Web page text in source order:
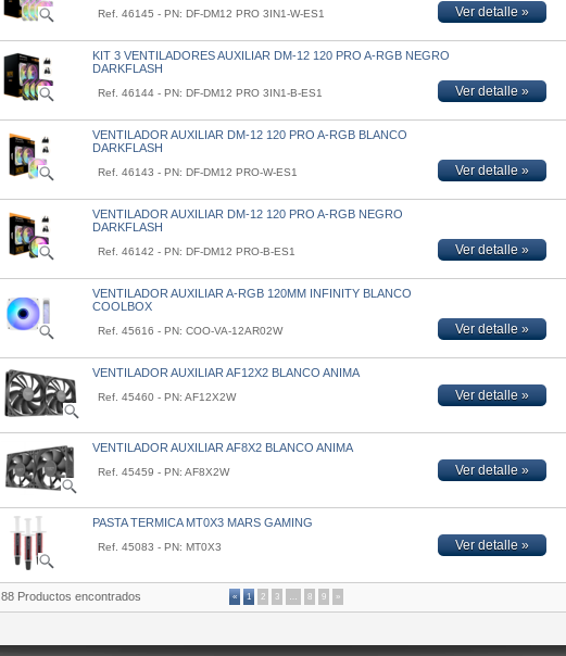
Ref. 46145 - PN: DF-DM12 PRO 3IN1-W-ES1 Ver detalle »
KIT 3 VENTILADORES AUXILIAR DM-12 120 PRO A-RGB NEGRO
DARKFLASH
Ref. 46144 - PN: DF-DM12 PRO 3IN1-B-ES1 Ver detalle »
VENTILADOR AUXILIAR DM-12 120 PRO A-RGB BLANCO
DARKFLASH
Ref. 46143 - PN: DF-DM12 PRO-W-ES1 Ver detalle »
VENTILADOR AUXILIAR DM-12 120 PRO A-RGB NEGRO
DARKFLASH
Ref. 46142 - PN: DF-DM12 PRO-B-ES1 Ver detalle »
VENTILADOR AUXILIAR A-RGB 120MM INFINITY BLANCO
COOLBOX
Ref. 45616 - PN: COO-VA-12AR02W Ver detalle »
VENTILADOR AUXILIAR AF12X2 BLANCO ANIMA
Ref. 45460 - PN: AF12X2W Ver detalle »
VENTILADOR AUXILIAR AF8X2 BLANCO ANIMA
Ref. 45459 - PN: AF8X2W Ver detalle »
PASTA TERMICA MT0X3 MARS GAMING
Ref. 45083 - PN: MT0X3 Ver detalle »
88 Productos encontrados « 1 2 3 … 8 9 »